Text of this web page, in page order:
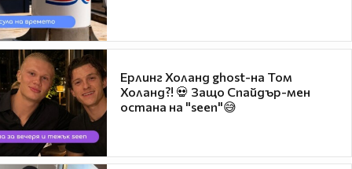
Ерлинг Холанд ghost-на Том
Холанд?! 💀 Защо Спайдър-мен
остана на "seen"😅